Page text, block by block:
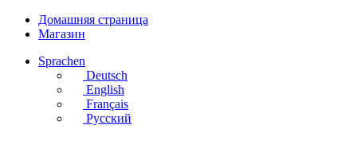
Домашняя страница
Магазин
Sprachen
Deutsch
English
Français
Русский